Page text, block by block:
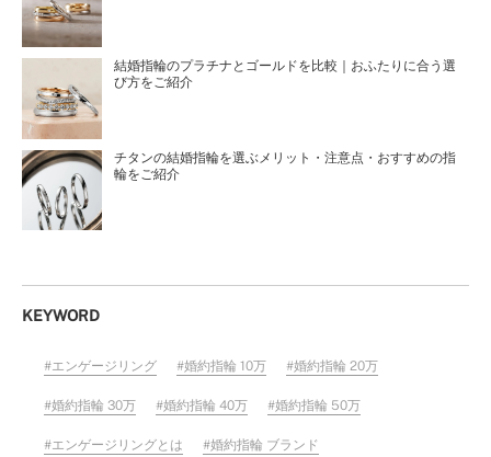
結婚指輪のプラチナとゴールドを比較｜おふたりに合う選
び方をご紹介
チタンの結婚指輪を選ぶメリット・注意点・おすすめの指
輪をご紹介
KEYWORD
エンゲージリング 婚約指輪 10万 婚約指輪 20万
婚約指輪 30万 婚約指輪 40万 婚約指輪 50万
エンゲージリングとは 婚約指輪 ブランド